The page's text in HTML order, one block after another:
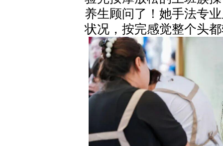
养生顾问了！她手法专
状况，按完感觉整个头